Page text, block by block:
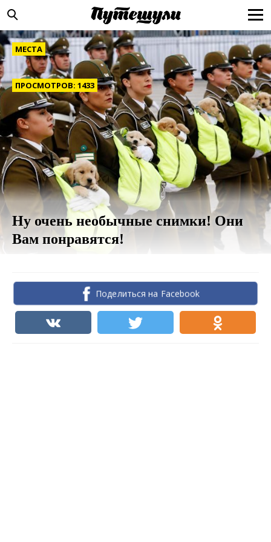
МЕСТА
ПРОСМОТРОВ: 1433
Ну очень необычные снимки! Они
Вам понравятся!
Поделиться на Facebook